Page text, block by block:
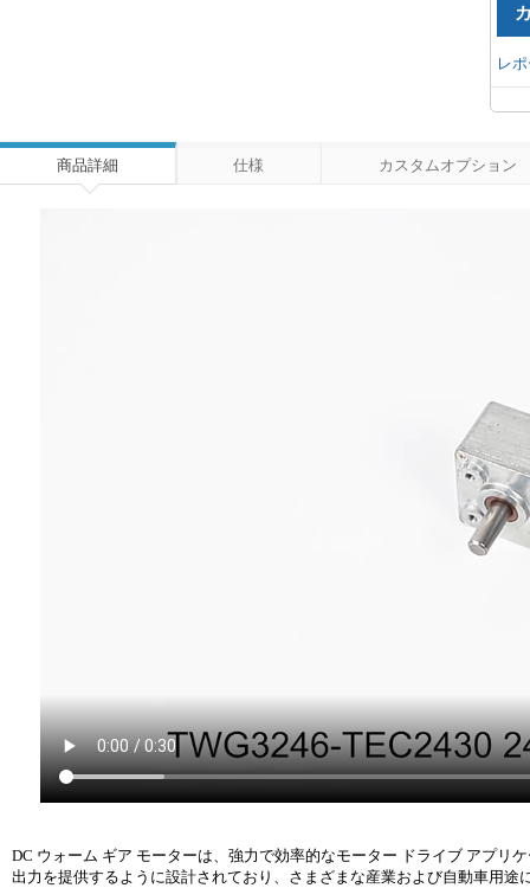
レ
商品詳細 仕様 カスタムオプション
DC ウォーム ギア モーターは、強力で効率的なモーター ドライブ アプリ
出力を提供するように設計されており、さまざまな産業および自動車用途